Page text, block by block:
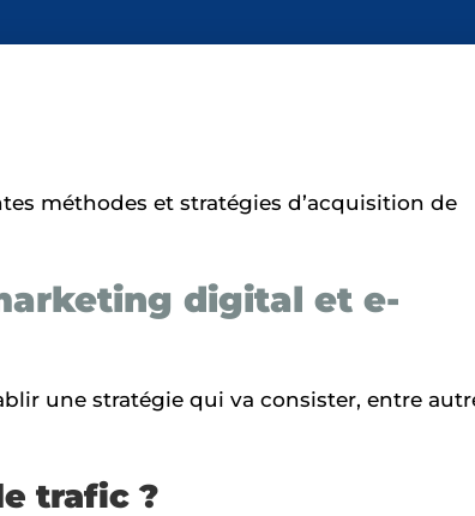
méthodes et stratégies d’acquisition de
digital et e-
une stratégie qui va consister, entre
trafic ?